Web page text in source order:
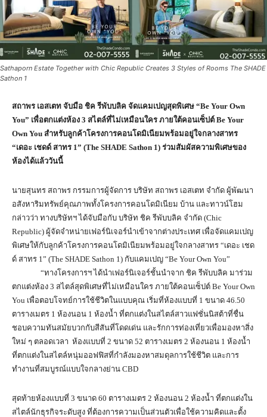
Sathaporn Estate Together with Chic Republic Creates 3 Styles of Rooms The SHADE
Sathon 1
สถาพร เอสเตท จับมือ ชิค รีพับบลิค จัดแคมเปญสุดพิเศษ “Be Your Own
You” เพื่อตกแต่งห้อง 3 สไตล์ที่ไม่เหมือนใคร ภายใต้คอนเซ็ปต์ Be Your
Own You สำหรับลูกค้าโครงการคอนโดมิเนียมพร้อมอยู่ใจกลางสาทร
“เดอะ เชดด์ สาทร 1” (The SHADE Sathon 1) ร่วมสัมผัสความพิเศษของ
ห้องได้แล้ววันนี้
นายสุนทร สถาพร กรรมการผู้จัดการ บริษัท สถาพร เอสเตท จำกัด ผู้พัฒนา
อสังหาริมทรัพย์คุณภาพทั้งโครงการคอนโดมิเนียม บ้าน และทาวน์โฮม
กล่าวว่า ทางบริษัทฯ ได้จับมือกับ บริษัท ชิค รีพับบลิค จำกัด (Chic
Republic) ผู้จัดจำหน่ายเฟอร์นิเจอร์นำเข้าจากต่าง​ประเทศ เพื่อจัดแคมเปญ
พิเศษให้กับลูกค้าโครงการคอนโดมิเนียมพร้อมอยู่ใจกลางสาทร “เดอะ เชด
ด์ สาทร 1” (The SHADE Sathon 1) กับแคมเปญ “Be Your Own You”
“ทางโครงการฯ ได้นำเฟอร์นิเจอร์ชั้นนำจาก ชิค รีพับบลิค มาร่วม
ตกแต่งห้อง 3 สไตล์สุดพิเศษที่ไม่เหมือนใคร ภายใต้คอนเซ็ปต์ Be Your Own
You เพื่อตอบโจทย์การใช้ชีวิตในแบบคุณ เริ่มที่ห้องแบบที่ 1 ขนาด 46.50
ตารางเมตร 1 ห้องนอน 1 ห้องน้ำ ที่ตกแต่งในสไตล์สาวแฟชั่นนิสต้าที่ชื่น
ชอบความทันสมัยบวกกับสีสันที่โดดเด่น และรักการท่องเที่ยวเพื่อมองหาสิ่ง
ใหม่ ๆ ตลอดเวลา ห้องแบบที่ 2 ขนาด 52 ตารางเมตร 2 ห้องนอน 1 ห้องน้ำ
ที่ตกแต่งในสไตล์หนุ่มออฟฟิสที่กำลังมองหาสมดุลการใช้ชีวิต และการ
ทำงานที่สมบูรณ์แบบใจกลางย่าน CBD
สุดท้ายห้องแบบที่ 3 ขนาด 60 ตารางเมตร 2 ห้องนอน 2 ห้องน้ำ ที่ตกแต่งใน
สไตล์นักธุรกิจระดับสูง ที่ต้องการความเป็นส่วนตัวเพื่อใช้ความคิดและตั้ง